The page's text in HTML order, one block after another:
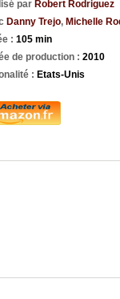
par Robert Rodriguez
Danny Trejo, Michelle
: 105 min
de production : 2010
: Etats-Unis